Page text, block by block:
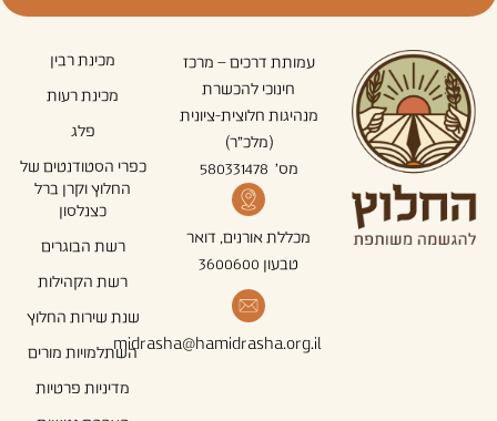
עמותת דרכים – מרכז
חינוכי להכשרת
מנהיגות חלוצית-ציונית
(מלכ"ר)
מס' 580331478
מכללת אורנים, דואר
טבעון 3600600
midrasha@hamidrasha.org.il
מכינת רבין
מכינת רעות
פלג
כפרי הסטודנטים של
החלוץ וקרן ברל
כצנלסון
רשת הבוגרים
רשת הקהילות
שנת שירות החלוץ
השתלמויות מורים
מדיניות פרטיות